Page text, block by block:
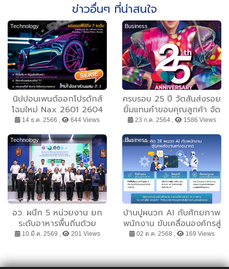
ข่าวอื่นๆ ที่น่าสนใจ
Technology
นิปปอนเพนต์ออกโปรดักส์
โฉมใหม่ Nax 2601 2604
2607 Spectrum 2K
Primer
14 ธ.ค. 2566 , 644 Views
Business
ครบรอบ 25 ปี วัตสันส่งรอย
ยิ้มแทนคำขอบคุณลูกค้า จัด
หนักทองคำ พร้อมโปรฯ สุด
คุ้ม ได้ลด ได้ลุ้น จุใจตลอด
ทั้งเดือน
23 ก.ค. 2564 , 1586 Views
Technology
อว. ผนึก 5 หน่วยงาน ยก
ระดับอาหารพื้นถิ่นด้วย
เทคโนโลยีฉายรังสี พร้อม
Genius” สู่เวทีโลก
10 มี.ค. 2569 , 201 Views
Business
บ้านปูผนวก AI กับศักยภาพ
พนักงาน ขับเคลื่อนองค์กรสู่
อนาคต
02 ต.ค. 2568 , 169 Views